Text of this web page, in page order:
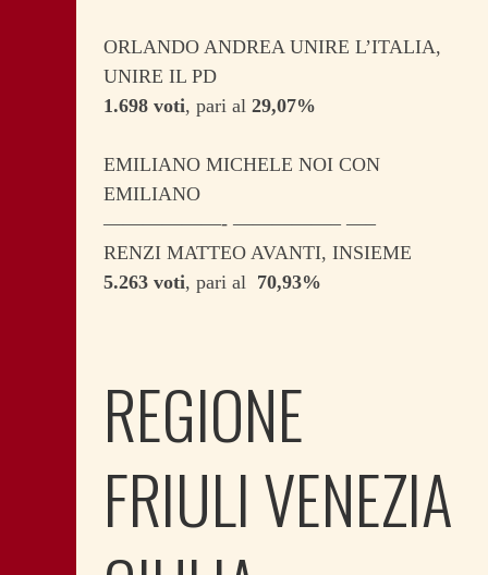
ORLANDO ANDREA UNIRE L’ITALIA,
UNIRE IL PD
1.698 voti, pari al 29,07%
EMILIANO MICHELE NOI CON
EMILIANO
——————- —————– —–
RENZI MATTEO AVANTI, INSIEME
5.263 voti, pari al 70,93%
REGIONE
FRIULI VENEZIA